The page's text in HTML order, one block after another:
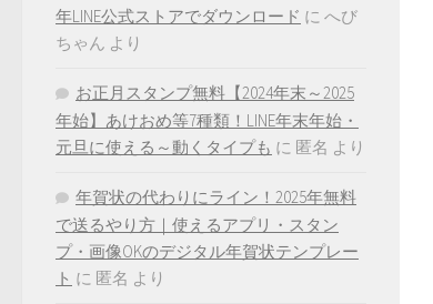
年LINE公式ストアでダウンロード に へび
ちゃん より
お正月スタンプ無料【2024年末～2025
年始】あけおめ等7種類！LINE年末年始・
元旦に使える～動くタイプも に 匿名 より
年賀状の代わりにライン！2025年無料
で送るやり方｜使えるアプリ・スタン
プ・画像OKのデジタル年賀状テンプレー
ト に 匿名 より